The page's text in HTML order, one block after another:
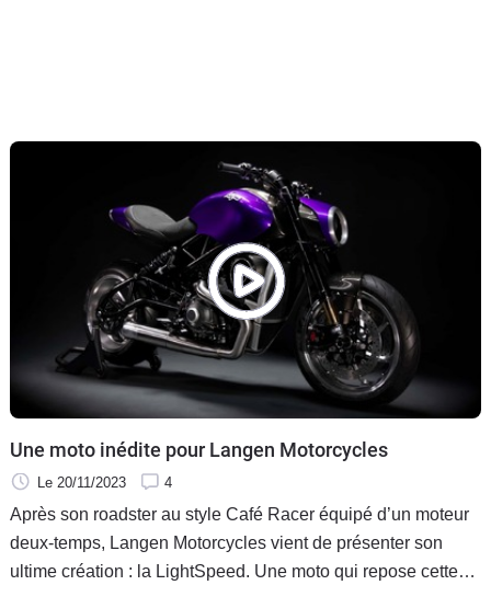
Une moto inédite pour Langen Motorcycles
Le 20/11/2023 4
Après son roadster au style Café Racer équipé d’un moteur
deux-temps, Langen Motorcycles vient de présenter son
ultime création : la LightSpeed. Une moto qui repose cette